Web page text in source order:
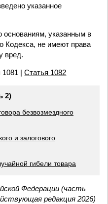
указанное
основаниям, указанным в
Кодекса, не имеют права
вред.
1081 |Статья 1082
2)
безвозмездного
и залогового
гибели товара
Федерации (часть
редакция 2026)